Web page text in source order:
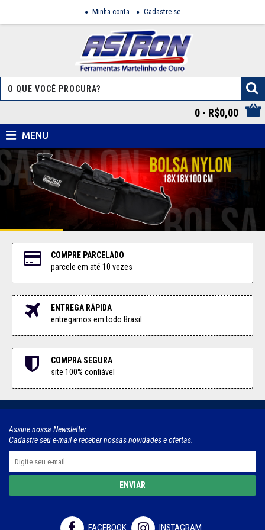
Minha conta Cadastre-se
0 - R$0,00
MENU
COMPRE PARCELADO
parcele em até 10 vezes
ENTREGA RÁPIDA
entregamos em todo Brasil
COMPRA SEGURA
site 100% confiável
Assine nossa Newsletter
Cadastre seu e-mail e receber nossas novidades e ofertas.
ENVIAR
FACEBOOK INSTAGRAM